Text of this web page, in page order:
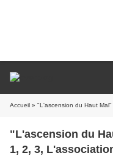
Accueil » "L'ascension du Haut
"L'ascension du
1, 2, 3,